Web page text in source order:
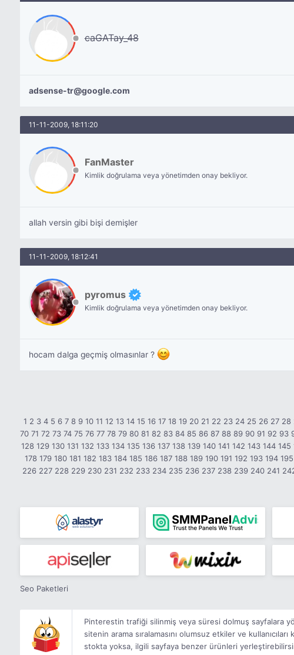
caGATay_48
adsense-tr@google.com
11-11-2009, 18:11:20
FanMaster
Kimlik doğrulama veya yönetimden onay bekliyor.
allah versin gibi bişi demişler
11-11-2009, 18:12:41
pyromus
Kimlik doğrulama veya yönetimden onay bekliyor.
hocam dalga geçmiş olmasınlar ?
1 2 3 4 5 6 7 8 9 10 11 12 13 14 15 16 17 18 19 20 21 22 23 24 25 26 27 28
70 71 72 73 74 75 76 77 78 79 80 81 82 83 84 85 86 87 88 89 90 91 92 93
128 129 130 131 132 133 134 135 136 137 138 139 140 141 142 143 144 145
178 179 180 181 182 183 184 185 186 187 188 189 190 191 192 193 194 195
226 227 228 229 230 231 232 233 234 235 236 237 238 239 240 241
Seo Paketleri
Pinterestin trafiği silinmiş veya süresi dolmuş sayfalara
sitenin arama sıralamasını olumsuz etkiler ve
stokta yoksa, ilgili sayfaya benzer ürünleri